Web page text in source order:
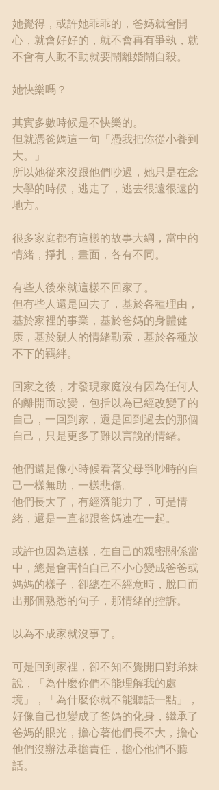
她覺得，或許她乖乖的，爸媽就會開
心，就會好好的，就不會再有爭執，就
不會有人動不動就要鬧離婚鬧自殺。
她快樂嗎？
其實多數時候是不快樂的。
但就憑爸媽這一句「憑我把你從小養到
大。」
所以她從來沒跟他們吵過，她只是在念
大學的時候，逃走了，逃去很遠很遠的
地方。
很多家庭都有這樣的故事大綱，當中的
情緒，掙扎，畫面，各有不同。
有些人後來就這樣不回家了。
但有些人還是回去了，基於各種理由，
基於家裡的事業，基於爸媽的身體健
康，基於親人的情緒勒索，基於各種放
不下的羈絆。
回家之後，才發現家庭沒有因為任何人
的離開而改變，包括以為已經改變了的
自己，一回到家，還是回到過去的那個
自己，只是更多了難以言說的情緒。
他們還是像小時候看著父母爭吵時的自
己一樣無助，一樣悲傷。
他們長大了，有經濟能力了，可是情
緒，還是一直都跟爸媽連在一起。
或許也因為這樣，在自己的親密關係當
中，總是會害怕自己不小心變成爸爸或
媽媽的樣子，卻總在不經意時，脫口而
出那個熟悉的句子，那情緒的控訴。
以為不成家就沒事了。
可是回到家裡，卻不知不覺開口對弟妹
說，「為什麼你們不能理解我的處
境」，「為什麼你就不能聽話一點」，
好像自己也變成了爸媽的化身，繼承了
爸媽的眼光，擔心著他們長不大，擔心
他們沒辦法承擔責任，擔心他們不聽
話。